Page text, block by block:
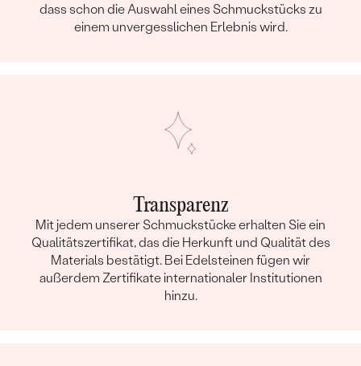
dass schon die Auswahl eines Schmuckstücks zu
einem unvergesslichen Erlebnis wird.
Transparenz
Mit jedem unserer Schmuckstücke erhalten Sie ein
Qualitätszertifikat, das die Herkunft und Qualität des
Materials bestätigt. Bei Edelsteinen fügen wir
außerdem Zertifikate internationaler Institutionen
hinzu.